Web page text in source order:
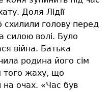
Доля Лідії
голову перед
силою волі. Було
війна. Батька
родина його сім
того жаху, що
на очах. «Час був